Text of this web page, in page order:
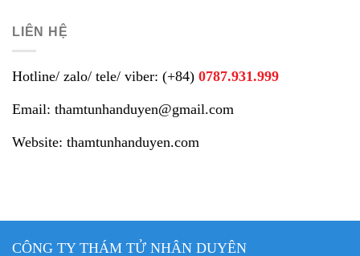
LIÊN HỆ
Hotline/ zalo/ tele/ viber: (+84) 0787.931.999
Email: thamtunhanduyen@gmail.com
Website: thamtunhanduyen.com
CÔNG TY THÁM TỬ NHÂN DUYÊN